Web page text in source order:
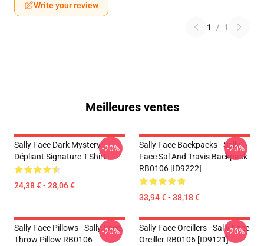
Write your review
1 / 1
Meilleures ventes
Sally Face Dark Mystery
Dépliant Signature T-Shirt
24,38 € - 28,06 €
-20%
Sally Face Backpacks - Sally
Face Sal And Travis Backpack
RB0106 [ID9222]
33,94 € - 38,18 €
-20%
Sally Face Pillows - Sally Face.
Throw Pillow RB0106
-20%
Sally Face Oreillers - Sally Face
Oreiller RB0106 [ID9121]
-20%